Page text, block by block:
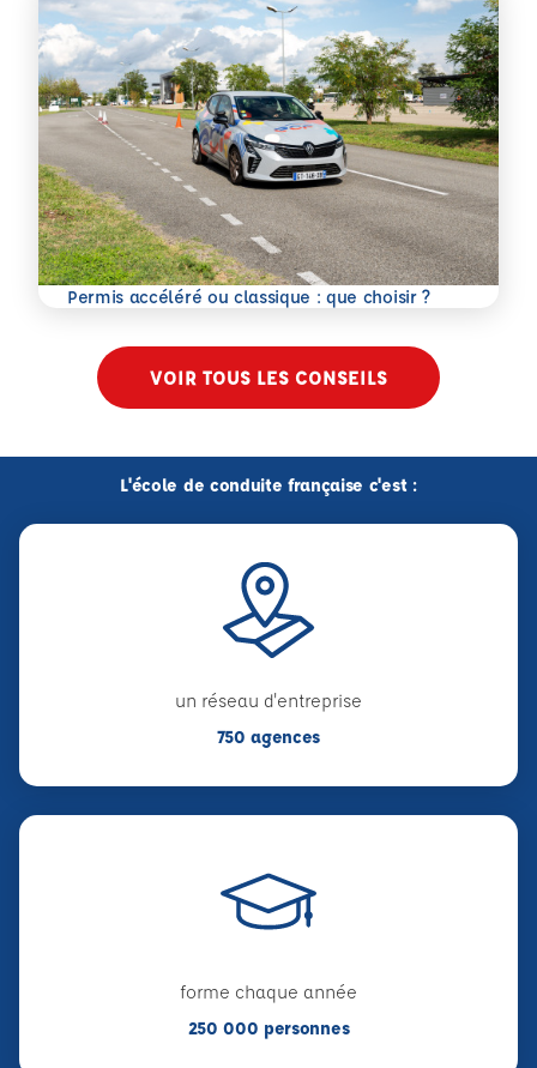
Permis accéléré ou classique : que choisir ?
En savoir plus
VOIR TOUS LES CONSEILS
L'école de conduite française c'est :
un réseau d'entreprise
750 agences
forme chaque année
250 000 personnes